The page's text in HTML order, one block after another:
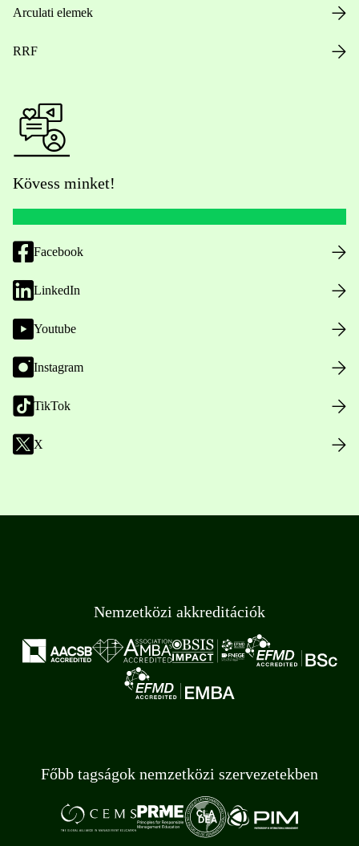
Arculati elemek
RRF
Kövess minket!
Facebook
LinkedIn
Youtube
Instagram
TikTok
X
Nemzetközi akkreditációk
Főbb tagságok nemzetközi szervezetekben